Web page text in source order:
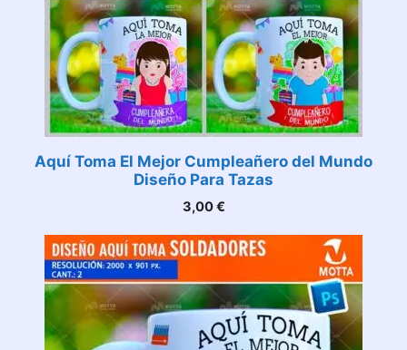
Aquí Toma El Mejor Cumpleañero del Mundo
Diseño Para Tazas
3,00€